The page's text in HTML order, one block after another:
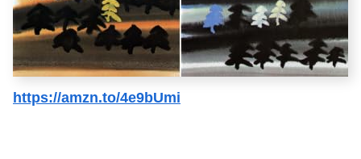
https://amzn.to/4e9bUmi